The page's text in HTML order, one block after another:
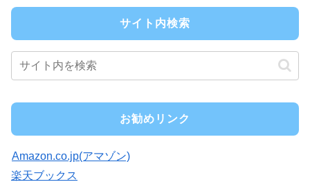
サイト内検索
お勧めリンク
Amazon.co.jp(アマゾン)
楽天ブックス